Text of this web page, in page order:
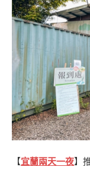
【宜蘭兩天一夜】